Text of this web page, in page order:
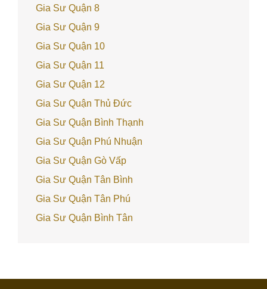
Gia Sư Quận 8
Gia Sư Quận 9
Gia Sư Quận 10
Gia Sư Quận 11
Gia Sư Quận 12
Gia Sư Quận Thủ Đức
Gia Sư Quận Bình Thạnh
Gia Sư Quận Phú Nhuận
Gia Sư Quận Gò Vấp
Gia Sư Quận Tân Bình
Gia Sư Quận Tân Phú
Gia Sư Quận Bình Tân